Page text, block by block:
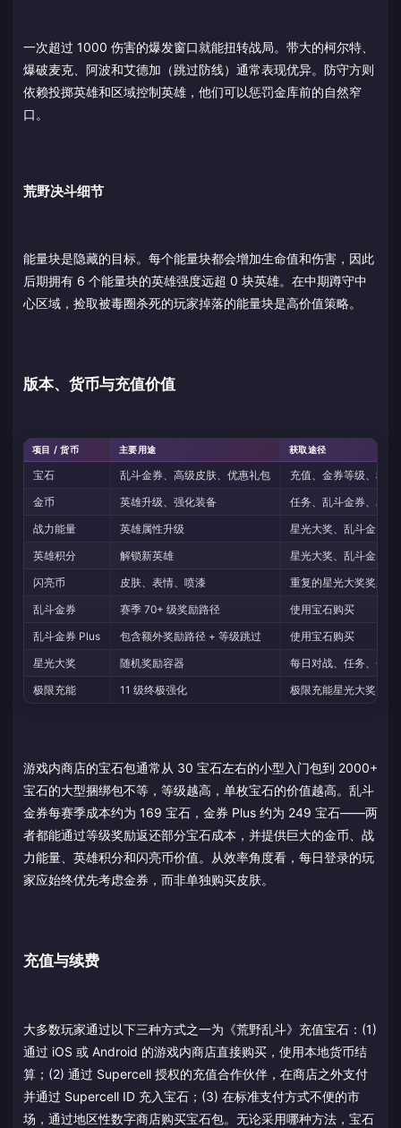
一次超过 1000 伤害的爆发窗口就能扭转战局。带大的柯尔特、
爆破麦克、阿波和艾德加（跳过防线）通常表现优异。防守方则
依赖投掷英雄和区域控制英雄，他们可以惩罚金库前的自然窄
口。
荒野决斗细节
能量块是隐藏的目标。每个能量块都会增加生命值和伤害，因此
后期拥有 6 个能量块的英雄强度远超 0 块英雄。在中期蹲守中
心区域，捡取被毒圈杀死的玩家掉落的能量块是高价值策略。
版本、货币与充值价值
项目 / 货币 主要用途 获取途径
宝石 乱斗金券、高级皮肤、优惠礼包
充值、金券等级、稀有
金币
英雄升级、强化装备
任务、乱斗金券、星光
战力能量
英雄属性升级
星光大奖、乱斗金券、
英雄积分
解锁新英雄
星光大奖、乱斗金券、
闪亮币
皮肤、表情、喷漆
重复的星光大奖奖励
乱斗金券
赛季 70+ 级奖励路径
使用宝石购买
乱斗金券 Plus
包含额外奖励路径 + 等级跳过
使用宝石购买
星光大奖
随机奖励容器
每日对战、任务、金券
极限充能
11 级终极强化 极限充能星光大奖、商
游戏内商店的宝石包通常从 30 宝石左右的小型入门包到 2000+
宝石的大型捆绑包不等，等级越高，单枚宝石的价值越高。乱斗
金券每赛季成本约为 169 宝石，金券 Plus 约为 249 宝石——两
者都能通过等级奖励返还部分宝石成本，并提供巨大的金币、战
力能量、英雄积分和闪亮币价值。从效率角度看，每日登录的玩
家应始终优先考虑金券，而非单独购买皮肤。
充值与续费
大多数玩家通过以下三种方式之一为《荒野乱斗》充值宝石：(1)
通过 iOS 或 Android 的游戏内商店直接购买，使用本地货币结
算；(2) 通过 Supercell 授权的充值合作伙伴，在商店之外支付
并通过 Supercell ID 充入宝石；(3) 在标准支付方式不便的市
场，通过地区性数字商店购买宝石包。无论采用哪种方法，宝石